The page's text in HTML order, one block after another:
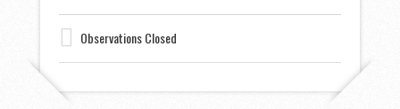
Observations Closed